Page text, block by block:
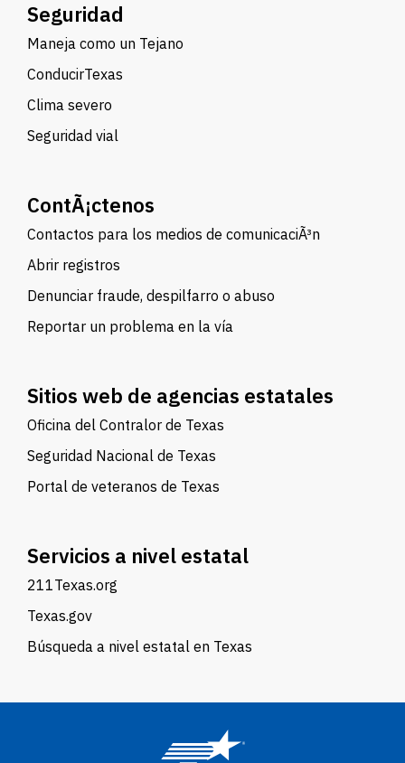
Seguridad
Maneja como un Tejano
ConducirTexas
Clima severo
Seguridad vial
ContÃ¡ctenos
Contactos para los medios de comunicaciÃ³n
Abrir registros
Denunciar fraude, despilfarro o abuso
Reportar un problema en la vía
Sitios web de agencias estatales
Oficina del Contralor de Texas
Seguridad Nacional de Texas
Portal de veteranos de Texas
Servicios a nivel estatal
211Texas.org
Texas.gov
Búsqueda a nivel estatal en Texas